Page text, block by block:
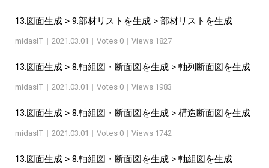
13.図面生成 > 9.部材リストを生成 > 部材リストを生成
midasIT | 2021.03.01 | Votes 0 | Views 1827
13.図面生成 > 8.軸組図・断面図を生成 > 軸列断面図を生成
midasIT | 2021.03.01 | Votes 0 | Views 1983
13.図面生成 > 8.軸組図・断面図を生成 > 構造断面図を生成
midasIT | 2021.03.01 | Votes 0 | Views 1742
13.図面生成 > 8.軸組図・断面図を生成 > 軸組図を生成